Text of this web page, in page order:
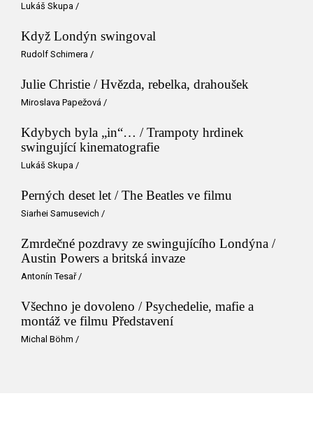
Lukáš Skupa /
Když Londýn swingoval
Rudolf Schimera /
Julie Christie / Hvězda, rebelka, drahoušek
Miroslava Papežová /
Kdybych byla „in“… / Trampoty hrdinek
swingující kinematografie
Lukáš Skupa /
Perných deset let / The Beatles ve filmu
Siarhei Samusevich /
Zmrdečné pozdravy ze swingujícího Londýna /
Austin Powers a britská invaze
Antonín Tesař/
Všechno je dovoleno / Psychedelie, mafie a
montáž ve filmu Představení
Michal Böhm /